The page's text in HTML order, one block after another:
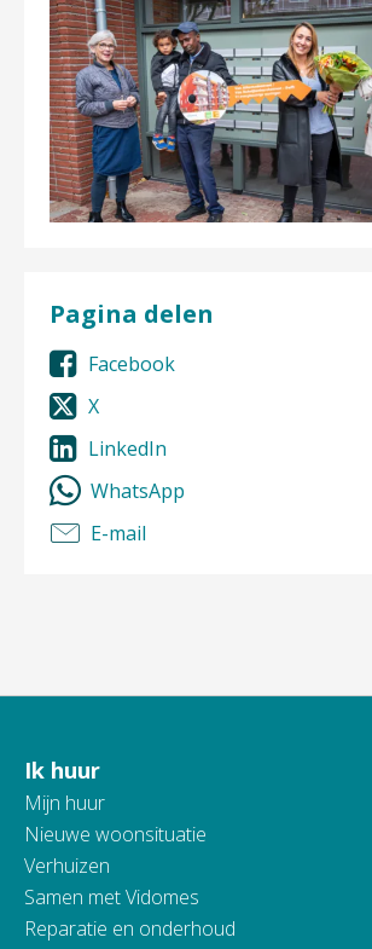
Pagina delen
Facebook
X
LinkedIn
WhatsApp
E-mail
Contactinformatie
Ik huur
Mijn huur
Nieuwe woonsituatie
Verhuizen
Samen met Vidomes
Reparatie en onderhoud